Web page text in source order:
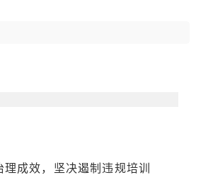
成效，坚决遏制违规培训